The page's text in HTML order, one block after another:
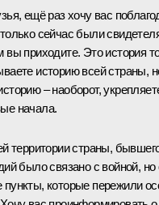
ещё раз хочу вас
сейчас были
вы приходите. Это история
историю всей страны,
– наоборот,
начала.
территории страны,
было связано с войной, но
пункты, которые пережили